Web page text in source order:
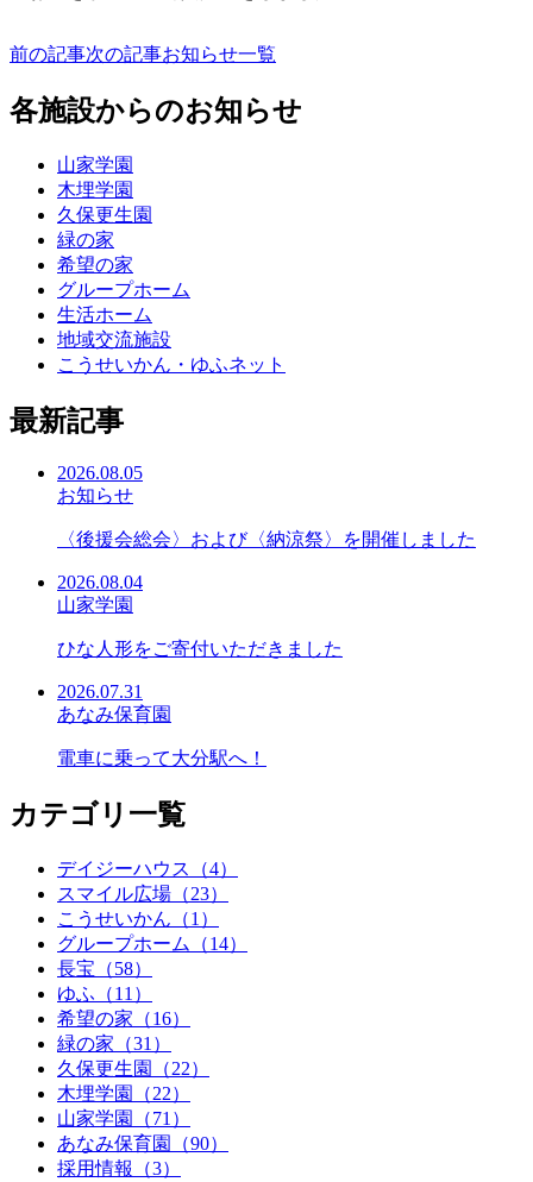
前の記事次の記事お知らせ一覧
各施設からのお知らせ
山家学園
木埋学園
久保更生園
緑の家
希望の家
グループホーム
生活ホーム
地域交流施設
こうせいかん・ゆふネット
最新記事
2026.08.05
お知らせ
〈後援会総会〉および〈納涼祭〉を開催しました
2026.08.04
山家学園
ひな人形をご寄付いただきました
2026.07.31
あなみ保育園
電車に乗って大分駅へ！
カテゴリ一覧
デイジーハウス（4）
スマイル広場（23）
こうせいかん（1）
グループホーム（14）
長宝（58）
ゆふ（11）
希望の家（16）
緑の家（31）
久保更生園（22）
木埋学園（22）
山家学園（71）
あなみ保育園（90）
採用情報（3）